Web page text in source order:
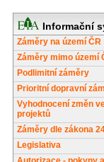
Informační
Záměry na území ČR
Záměry mimo území
Podlimitní záměry
Prioritní dopravní
Vyhodnocení změn
projektů
Záměry dle zákona
Legislativa